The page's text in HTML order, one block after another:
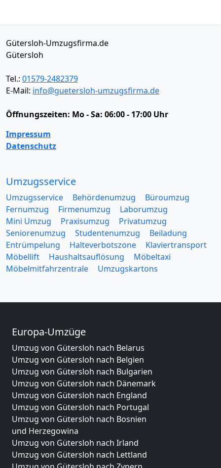
Gütersloh-Umzugsfirma.de
Gütersloh
Tel.: 01579-2482379
E-Mail: info@guetersloh-umzugsfirma.de
Öffnungszeiten: Mo - Sa: 06:00 - 17:00 Uhr
Impressum
Datenschutz
Umzugsservice
Umzugsservice Behördenumzug
Büroumzug
Fernumzug
Firmenumzug
Laborumzug
Mini Umzug
Praxisumzug
Privatumzug
Seniorenumzug
Studentenumzug
Beiladung
Entrümpelung
Halteverbotszone
Klaviertransport
Möbellift
Haushaltsauflösung
Möbeltaxi
Möbelmitfahrzentrale
Umzugskartons
Europa-Umzüge
Umzug von Gütersloh nach Belarus
Umzug von Gütersloh nach Belgien
Umzug von Gütersloh nach Bulgarien
Umzug von Gütersloh nach Dänemark
Umzug von Gütersloh nach England
Umzug von Gütersloh nach Portugal
Umzug von Gütersloh nach Bosnien
und Herzegowina
Umzug von Gütersloh nach Irland
Umzug von Gütersloh nach Lettland